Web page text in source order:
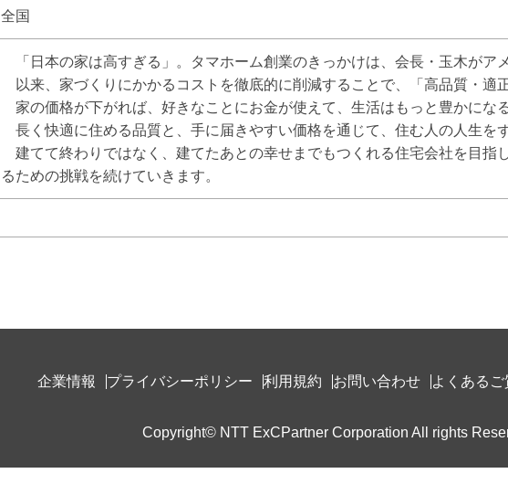
全国
「日本の家は高すぎる」。タマホーム創業のきっかけは、会長・玉木がア
以来、家づくりにかかるコストを徹底的に削減することで、「高品質・適
家の価格が下がれば、好きなことにお金が使えて、生活はもっと豊かになる
長く快適に住める品質と、手に届きやすい価格を通じて、住む人の人生を
建てて終わりではなく、建てたあとの幸せまでもつくれる住宅会社を目指
るための挑戦を続けていきます。
企業情報 プライバシーポリシー 利用規約 お問い合わせ よくあるご
Copyright© NTT ExCPartner Corporation All rights